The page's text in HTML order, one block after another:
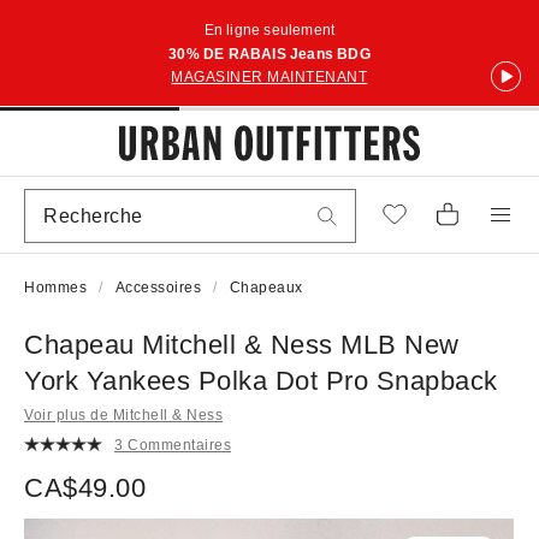
En ligne seulement
30% DE RABAIS Jeans BDG
MAGASINER MAINTENANT
Hommes Accessoires Chapeaux
Chapeau Mitchell & Ness MLB New
York Yankees Polka Dot Pro Snapback
Voir plus de Mitchell & Ness
3 Commentaires
CA$49.00